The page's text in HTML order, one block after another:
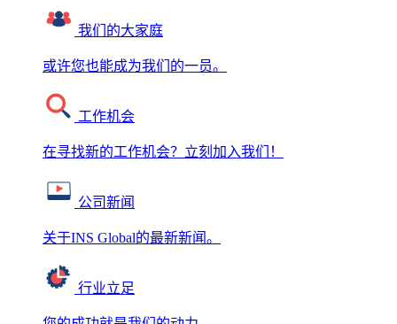
我们的大家庭
或许您也能成为我们的一员。
工作机会
在寻找新的工作机会？立刻加入我们！
公司新闻
关于INS Global的最新新闻。
行业立足